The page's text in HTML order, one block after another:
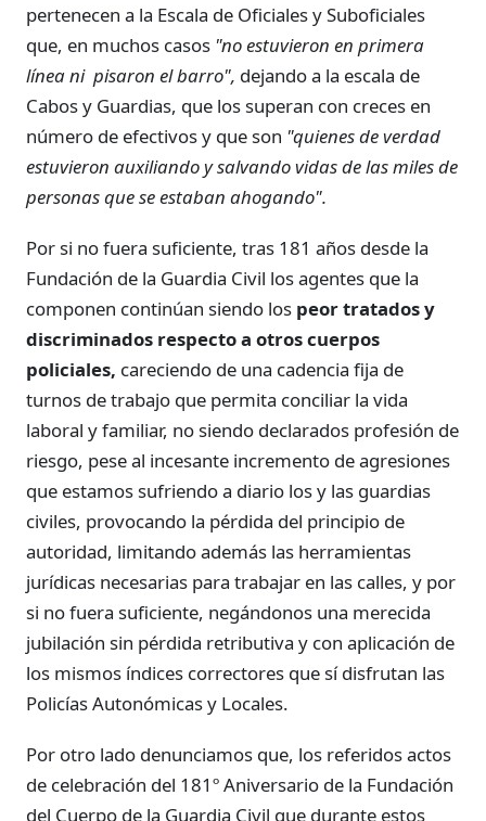
pertenecen a la Escala de Oficiales y Suboficiales
que, en muchos casos "no estuvieron en primera
línea ni pisaron el barro", dejando a la escala de
Cabos y Guardias, que los superan con creces en
número de efectivos y que son "quienes de verdad
estuvieron auxiliando y salvando vidas de las miles de
personas que se estaban ahogando".
Por si no fuera suficiente, tras 181 años desde la
Fundación de la Guardia Civil los agentes que la
componen continúan siendo los peor tratados y
discriminados respecto a otros cuerpos
policiales, careciendo de una cadencia fija de
turnos de trabajo que permita conciliar la vida
laboral y familiar, no siendo declarados profesión de
riesgo, pese al incesante incremento de agresiones
que estamos sufriendo a diario los y las guardias
civiles, provocando la pérdida del principio de
autoridad, limitando además las herramientas
jurídicas necesarias para trabajar en las calles, y por
si no fuera suficiente, negándonos una merecida
jubilación sin pérdida retributiva y con aplicación de
los mismos índices correctores que sí disfrutan las
Policías Autonómicas y Locales.
Por otro lado denunciamos que, los referidos actos
de celebración del 181º Aniversario de la Fundación
del Cuerpo de la Guardia Civil que durante estos